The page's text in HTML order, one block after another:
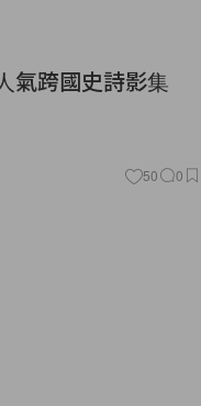
氣跨國史詩影集
50 0